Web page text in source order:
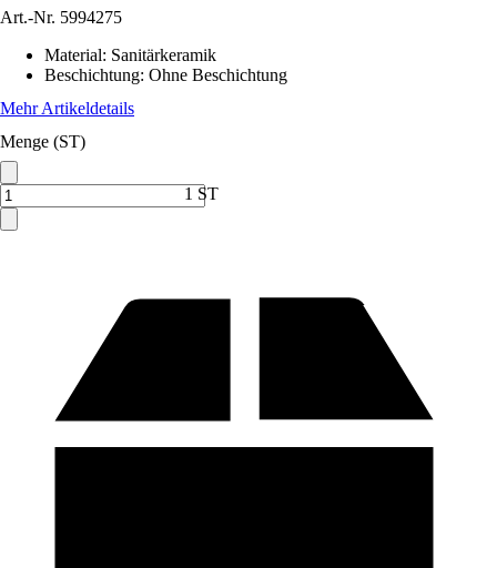
Art.-Nr. 5994275
Material: Sanitärkeramik
Beschichtung: Ohne Beschichtung
Mehr Artikeldetails
Menge (ST)
1 ST